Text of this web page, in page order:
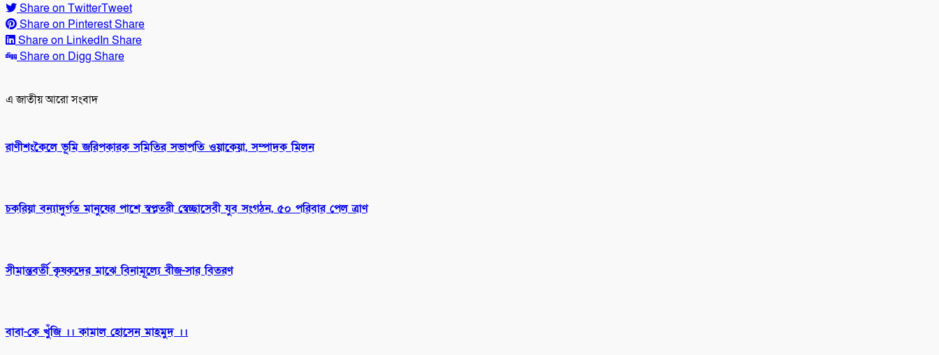
Share on TwitterTweet
Share on PinterestShare
Share on LinkedInShare
Share on Digg Share
এ জাতীয় আরো সংবাদ
রাণীশংকৈলে ভূমি জরিপকারক সমিতির সভাপতি ওয়াকেয়া, সম্পাদক মিলন
চকরিয়া বন্যাদুর্গত মানুষের পাশে স্বপ্নতরী স্বেচ্ছাসেবী যুব সংগঠন, ৫০ পরিবার পেল ত্রাণ
সীমান্তবর্তী কৃষকদের মাঝে বিনামূল্যে বীজ-সার বিতরণ
বাবা-কে খুঁজি ।। কামাল হোসেন মাহমুদ ।।